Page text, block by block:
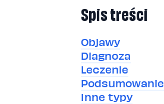
Spis treści
Objawy
Diagnoza
Leczenie
Podsumowanie
Inne typy